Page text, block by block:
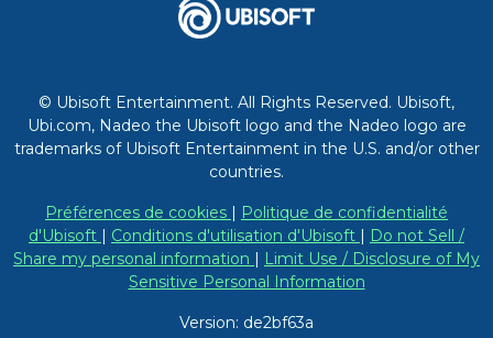
© Ubisoft Entertainment. All Rights Reserved. Ubisoft,
Ubi.com, Nadeo the Ubisoft logo and the Nadeo logo are
trademarks of Ubisoft Entertainment in the U.S. and/or other
countries.
Préférences de cookies
Politique de confidentialité
d'Ubisoft
Conditions d'utilisation d'Ubisoft
Do not Sell /
Share my personal information
Limit Use / Disclosure of My
Sensitive Personal Information
Version: de2bf63a